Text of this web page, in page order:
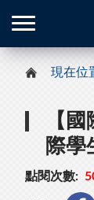
現在位
【
際學
點閱次數: